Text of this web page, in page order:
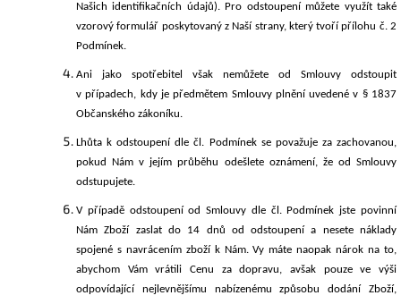
Našich identifikačních údajů). Pro odstoupení můžete využít také
vzorový formulář poskytovaný z Naší strany, který tvořípřílohu č. 2
Podmínek.
Ani jako spotřebitel však nemůžete od Smlouvy odstoupit
v případech, kdy je předmětem Smlouvy plnění uvedené v § 1837
Občanského zákoníku.
Lhůta k odstoupení dle čl. Podmínek se považuje za zachovanou,
pokud Nám v jejím průběhu odešlete oznámení, že od Smlouvy
odstupujete.
V případě odstoupení od Smlouvy dle čl. Podmínek jste povinní
Nám Zboží zaslat do 14 dnů od odstoupení a nesete náklady
spojené s navrácením zboží k Nám. Vy máte naopak nárok na to,
abychom Vám vrátili Cenu za dopravu, avšak pouze ve výši
odpovídající nejlevnějšímu nabízenému způsobu dodání Zboží,